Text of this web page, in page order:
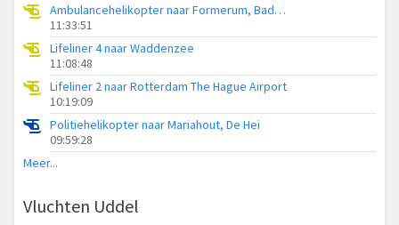
Ambulancehelikopter naar Formerum, Badweg Formerum
11:33:51
Lifeliner 4 naar Waddenzee
11:08:48
Lifeliner 2 naar Rotterdam The Hague Airport
10:19:09
Politiehelikopter naar Mariahout, De Hei
09:59:28
Meer...
Vluchten Uddel